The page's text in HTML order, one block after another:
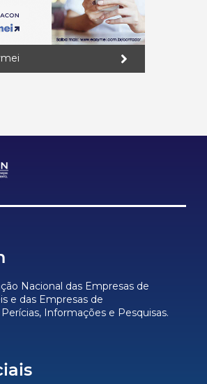
Nacional das Empresas de
e das Empresas de
Informações e Pesquisas.